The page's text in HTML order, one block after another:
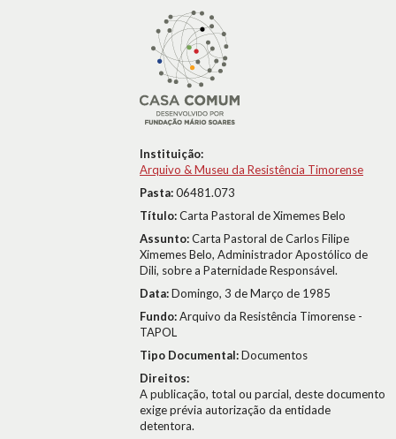
Instituição:
Arquivo & Museu da Resistência Timorense
Pasta:06481.073
Título:Carta Pastoral de Ximemes Belo
Assunto:Carta Pastoral de Carlos Filipe
Ximemes Belo, Administrador Apostólico de
Dili, sobre a Paternidade Responsável.
Data:Domingo, 3 de Março de 1985
Fundo:Arquivo da Resistência Timorense -
TAPOL
Tipo Documental:Documentos
Direitos:
A publicação, total ou parcial, deste documento
exige prévia autorização da entidade
detentora.